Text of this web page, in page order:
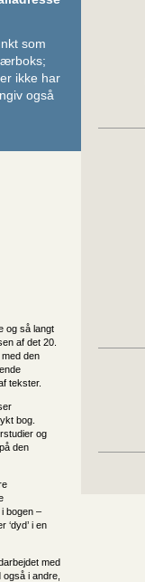
som
ikke har
også
og så langt
af det 20.
den
tekster.
bog.
og
den
bogen –
‘dyd’ i en
med
i andre,